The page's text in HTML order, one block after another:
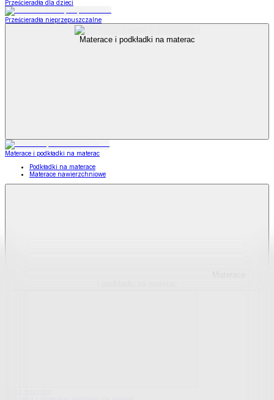
Prześcieradła dla dzieci
Prześcieradła nieprzepuszczalne
Materace i podkładki na materac
Materace i podkładki na materac
Podkładki na materace
Materace nawierzchniowe